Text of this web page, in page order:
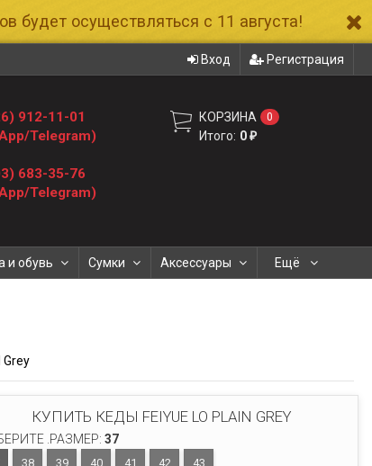
будет осуществляться с 11 августа!
Вход Регистрация
912-11-01
Telegram)
683-35-76
Telegram)
КОРЗИНА 0
Итого: 0₽
и обувь Сумки Аксессуары Ещё
Grey
КУПИТЬ КЕДЫ FEIYUE LO PLAIN GREY
.РАЗМЕР: 37
38 39 40 41 42 43